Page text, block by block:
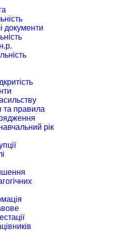
документи
правила
рік